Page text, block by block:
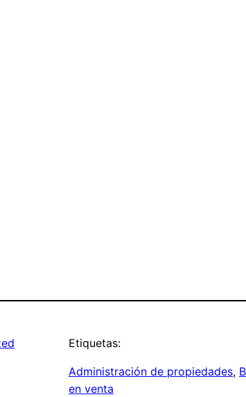
Etiquetas:
Administración de propiedades,
en venta